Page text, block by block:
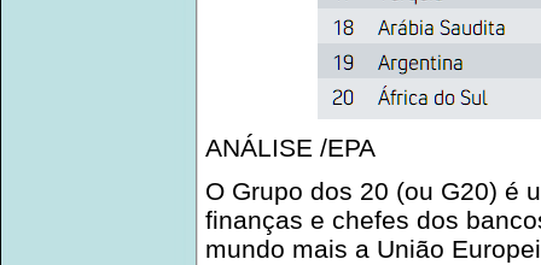
ANÁLISE /EPA
O Grupo dos 20 (ou G20) é
finanças e chefes dos
mundo mais a União